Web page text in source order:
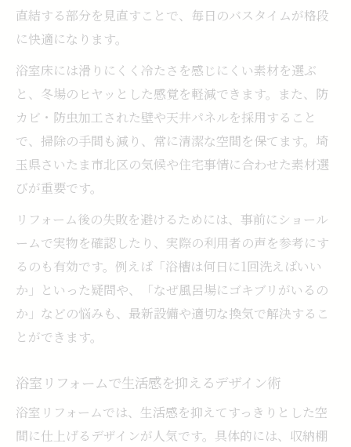
直結する部分を見直すことで、毎日のバスタイムが格段
に快適になります。
浴室床には滑りにくく冷たさを感じにくい素材を選ぶ
と、冬場のヒヤッとした感覚を軽減できます。また、防
カビ・防虫加工された壁や天井パネルを採用すること
で、掃除の手間も減り、常に清潔な空間を保てます。埼
玉県さいたま市北区の気候や住宅事情に合わせた素材選
びが重要です。
リフォーム後の失敗を避けるためには、事前にショール
ームで実物を確認したり、実際の利用者の声を参考にす
るのも有効です。例えば「浴槽は何日に1回洗えばいい
か」といった疑問や、「なぜ風呂場にゴキブリがいるの
か」などの悩みも、最新設備や適切な換気で解決するこ
とができます。
浴室リフォームで生活感を抑えるデザイン術
浴室リフォームでは、生活感を抑えてすっきりとした空
間に仕上げるデザインが人気です。具体的には、収納棚